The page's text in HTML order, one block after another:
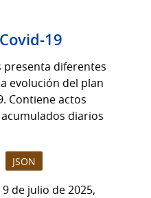
19
presenta diferentes
evolución del plan
Contiene actos
diarios
JSON
9 de julio de 2025,